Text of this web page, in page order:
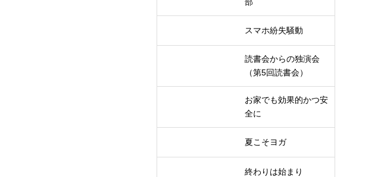
スマホ紛失騒動
読書会からの独演会
（第5回読書会）
お家でも効果的かつ安
全に
夏こそヨガ
終わりは始まり